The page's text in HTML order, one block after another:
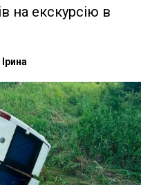
на екскурсію в